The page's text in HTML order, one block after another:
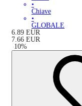
•
Chiave
•
GLOBALE
6.89 EUR
7.66 EUR
-10%